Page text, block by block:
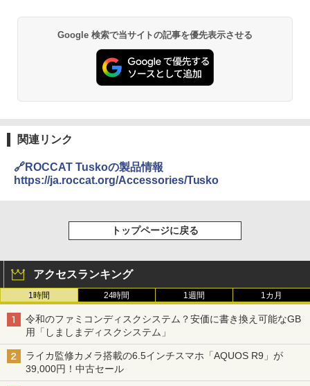
Google 検索で当サイトの記事を優先表示させる
関連リンク
🔗ROCCAT Tuskoの製品情報
https://ja.roccat.org/Accessories/Tusko
トップページに戻る
アクセスランキング
1時間 24時間 1週間 1カ月
令和のファミコンディスクシステム？安価に書き換え可能なGB
用「しましまディスクシステム」
ライカ監修カメラ搭載の6.5インチスマホ「AQUOS R9」が
39,000円！中古セール